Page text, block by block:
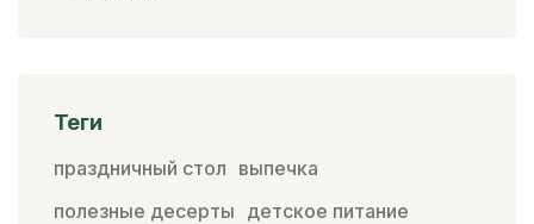
Теги
праздничный стол выпечка
полезные десерты детское питание